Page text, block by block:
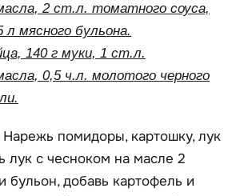
2 ст.л. томатного соуса,
л мясного бульона.
140 г муки, 1 ст.л.
0,5 ч.л. молотого черного
Нарежь помидоры, картошку, лук
лук с чесноком на масле 2
бульон, добавь картофель и